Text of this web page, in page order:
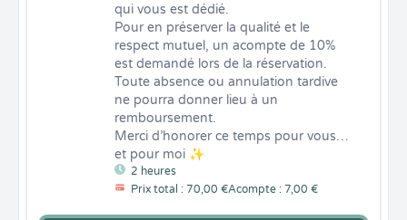
2 heures
Prix total : 70,00 €Acompte : 7,00 €
qui vous est dédié.
Pour en préserver la qualité et le
respect mutuel, un acompte de 10%
est demandé lors de la réservation.
Toute absence ou annulation tardive
ne pourra donner lieu à un
remboursement.
Merci d’honorer ce temps pour vous…
et pour moi ✨